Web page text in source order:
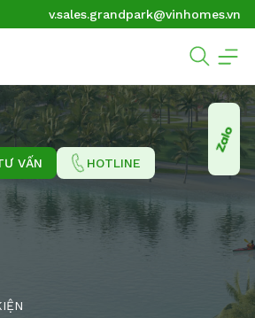
v.sales.grandpark@vinhomes.vn
VẤN HOTLINE